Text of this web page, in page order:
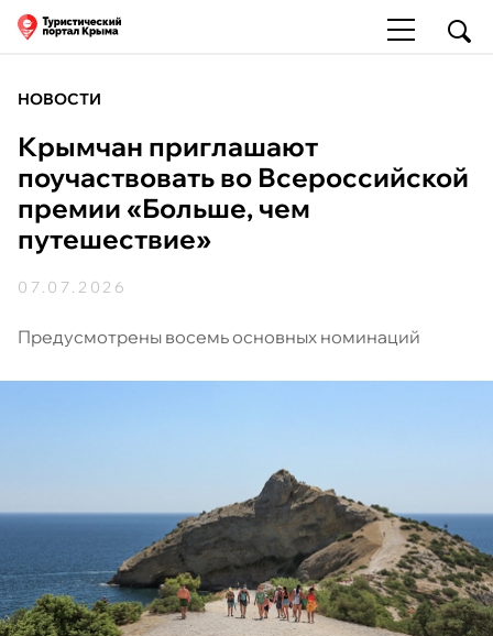
НОВОСТИ
Крымчан приглашают
поучаствовать во Всероссийской
премии «Больше, чем
путешествие»
07.07.2026
Предусмотрены восемь основных номинаций